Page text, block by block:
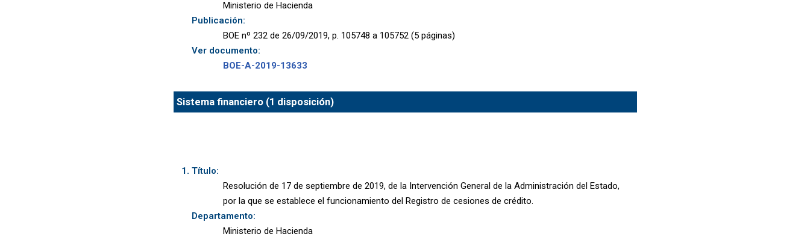
Ministerio de Hacienda
Publicación:
BOE nº 232 de 26/09/2019, p. 105748 a 105752 (5 páginas)
Ver documento:
BOE-A-2019-13633
Sistema financiero (1 disposición)
Título:
Resolución de 17 de septiembre de 2019, de la Intervención General de la Administración del Estado,
por la que se establece el funcionamiento del Registro de cesiones de crédito.
Departamento:
Ministerio de Hacienda